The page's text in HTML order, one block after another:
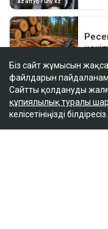
Біз сайт жұмысын
файлдарын
Сайтты қолдануды
құпиялылық туралы
келісетініңізді білдіресіз.